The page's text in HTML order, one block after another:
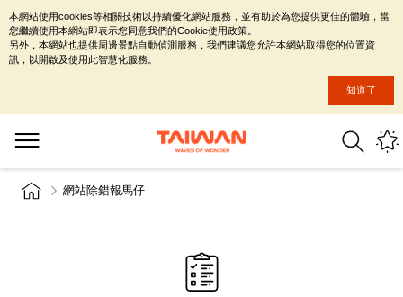
網站除錯報馬仔
本網站使用cookies等相關技術以持續優化網站服務，並有助於為您提供更佳的體驗，當
您繼續使用本網站即表示您同意我們的Cookie使用政策。
另外，本網站也提供周邊景點自動偵測服務，我們建議您允許本網站取得您的位置資
訊，以開啟及使用此智慧化服務。
知道了